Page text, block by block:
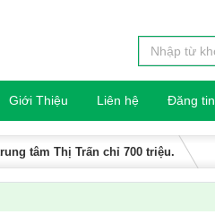
Giới Thiệu Liên hệ Đăng tin
tâm Thị Trấn chỉ 700 triệu.